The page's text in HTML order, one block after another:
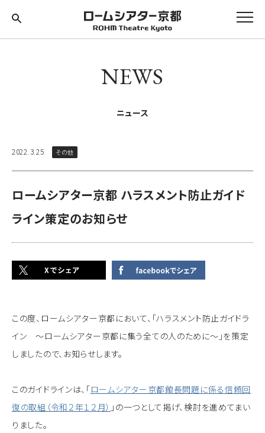
NEWS
ニュース
2022.3.25 その他
ロームシアター京都 ハラスメント防止ガイド
ライン策定のお知らせ
この度、ロームシアター京都において、「ハラスメント防止ガイドラ
イン ～ロームシアター京都に集う全ての人のために～」を策定
しましたので、お知らせします。
このガイドラインは、「ロームシアター京都館長問題に係る信頼回
復の取組（令和２年１２月） 」の一つとして掲げ、検討を進めてまい
りました。